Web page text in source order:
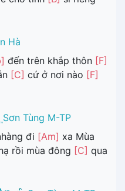
Hà
đến trên khắp thôn [F]
[C] cứ ở nơi nào [F]
Sơn Tùng M-TP
đi [Am] xa Mùa
rồi mùa đông [C] qua